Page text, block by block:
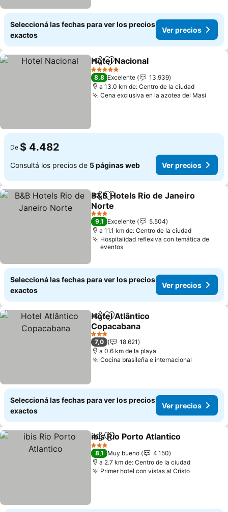
Seleccioná las fechas para ver los precios
exactos
Ver precios
CompartirAñadir a favoritos
Hotel Nacional
5 Estrellas
8,8 Excelente
13.939
a 13.0 km de: Centro de la ciudad
Cena exclusiva en la azotea del Masi
De $ 4.482
Consultá los precios de 5 páginas web Ver precios
CompartirAñadir a favoritos
B&B Hotels Rio de Janeiro
Norte
Ver precios
3 Estrellas
9,1 Excelente
5.504
a 11.1 km de: Centro de la ciudad
Hospitalidad reflexiva con temática de
eventos
Seleccioná las fechas para ver los precios
exactos
Ver precios
CompartirAñadir a favoritos
Hotel Atlântico
Copacabana
Ver precios
3 Estrellas
7,0
18.621
a 0.6 km de la playa
Cocina brasileña e internacional
Seleccioná las fechas para ver los precios
exactos
Ver precios
CompartirAñadir a favoritos
ibis Rio Porto Atlantico
3 Estrellas
8,1 Muy bueno
4.150
a 2.7 km de: Centro de la ciudad
Primer hotel con vistas al CristoVer